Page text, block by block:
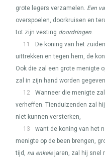
grote legers verzamelen. Een
overspoelen, doorkruisen en
tot zijn vesting doordringen.
11
De koning van het
uittrekken en tegen hem, de
Ook die zal een grote menigte
zal in zijn hand worden
12
Wanneer die menigte
verheffen. Tienduizenden zal
niet kunnen versterken,
13
want de koning van het
menigte op de been brengen,
tijd, na enkelejaren, zal hij snel